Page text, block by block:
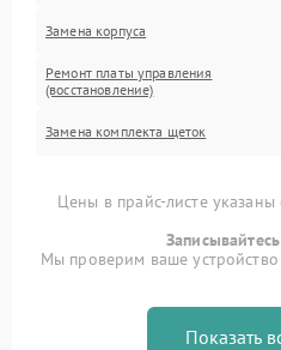
Замена корпуса
Ремонт платы управления
(восстановление)
Замена комплекта щеток
Цены в прайс-листе
Мы проверим ваше
Показать